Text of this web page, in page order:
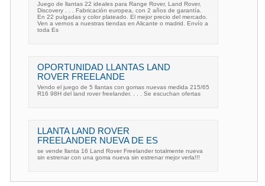
Juego de llantas 22 ideales para Range Rover, Land Rover,
Discovery . . . Fabricación europea, con 2 años de garantía.
En 22 pulgadas y color plateado. El mejor precio del mercado.
Ven a vernos a nuestras tiendas en Alicante o madrid. Envío a
toda Es
OPORTUNIDAD LLANTAS LAND
ROVER FREELANDE
Vendo el juego de 5 llantas con gomas nuevas medida 215/65
R16 98H del land rover freelander. . . . Se escuchan ofertas
LLANTA LAND ROVER
FREELANDER NUEVA DE ES
se vende llanta 16 Land Rover Freelander totalmente nueva
sin estrenar con una goma nueva sin estrenar mejor verla!!!